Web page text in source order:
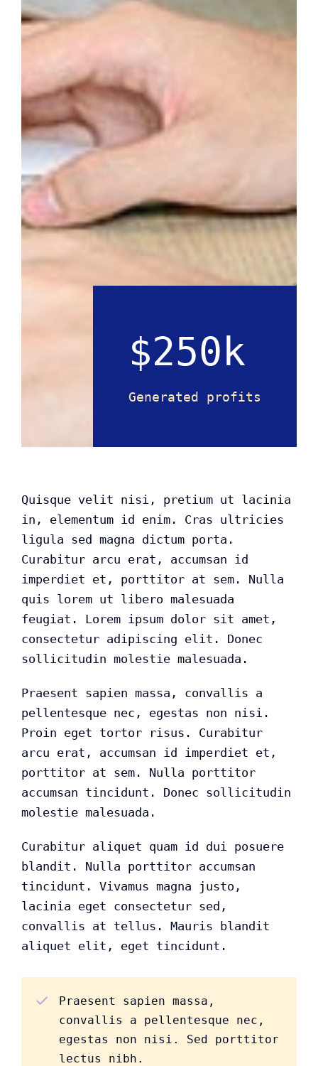
$250k
Generated profits
Quisque velit nisi, pretium ut lacinia
in, elementum id enim. Cras ultricies
ligula sed magna dictum porta.
Curabitur arcu erat, accumsan id
imperdiet et, porttitor at sem. Nulla
quis lorem ut libero malesuada
feugiat. Lorem ipsum dolor sit amet,
consectetur adipiscing elit. Donec
sollicitudin molestie malesuada.
Praesent sapien massa, convallis a
pellentesque nec, egestas non nisi.
Proin eget tortor risus. Curabitur
arcu erat, accumsan id imperdiet et,
porttitor at sem. Nulla porttitor
accumsan tincidunt. Donec sollicitudin
molestie malesuada.
Curabitur aliquet quam id dui posuere
blandit. Nulla porttitor accumsan
tincidunt. Vivamus magna justo,
lacinia eget consectetur sed,
convallis at tellus. Mauris blandit
aliquet elit, eget tincidunt.
Praesent sapien massa,
convallis a pellentesque nec,
egestas non nisi. Sed porttitor
lectus nibh.